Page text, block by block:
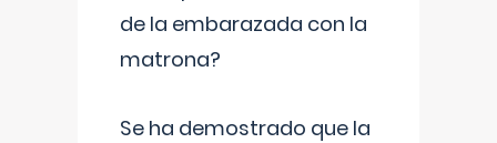
de la embarazada con la
matrona?
Se ha demostrado que la